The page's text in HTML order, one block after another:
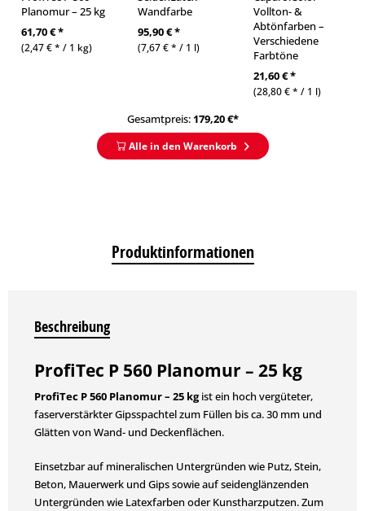
Planomur – 25 kg
61,70 € *
(2,47 € * / 1 kg)
Wandfarbe
95,90 € *
(7,67 € * / 1 l)
Vollton- &
Abtönfarben –
Verschiedene
Farbtöne
21,60 € *
(28,80 € * / 1 l)
Gesamtpreis: 179,20€*
Alle in den Warenkorb
Produktinformationen
Beschreibung
ProfiTec P 560 Planomur – 25 kg
ProfiTec P 560 Planomur – 25 kgist ein hoch vergüteter,
faserverstärkter Gipsspachtel zum Füllen bis ca. 30 mm und
Glätten von Wand- und Deckenflächen.
Einsetzbar auf mineralischen Untergründen wie Putz, Stein,
Beton, Mauerwerk und Gips sowie auf seidenglänzenden
Untergründen wie Latexfarben oder Kunstharzputzen. Zum